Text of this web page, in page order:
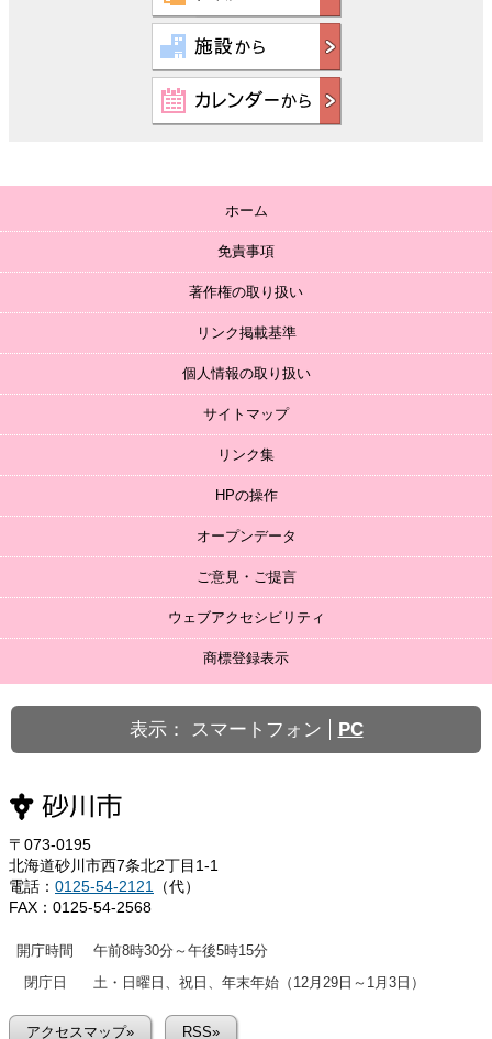
ホーム
免責事項
著作権の取り扱い
リンク掲載基準
個人情報の取り扱い
サイトマップ
リンク集
HPの操作
オープンデータ
ご意見・ご提言
ウェブアクセシビリティ
商標登録表示
表示： スマートフォン PC
〒073-0195
北海道砂川市西7条北2丁目1-1
電話： 0125-54-2121
（代）
FAX：0125-54-2568
開庁時間
午前8時30分～午後5時15分
閉庁日
土・日曜日、祝日、年末年始（12月29日～1月3日）
アクセスマップ» RSS»